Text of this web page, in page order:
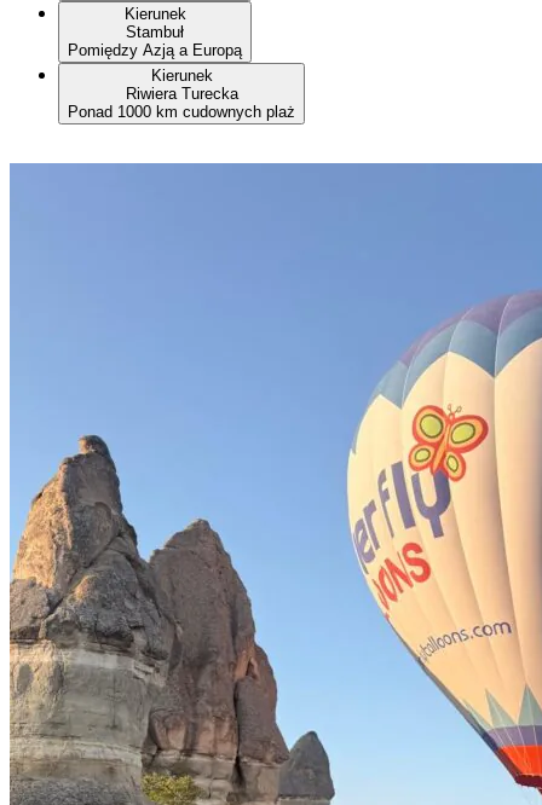
Kierunek
Stambuł
Pomiędzy Azją a Europą
Kierunek
Riwiera Turecka
Ponad 1000 km cudownych plaż